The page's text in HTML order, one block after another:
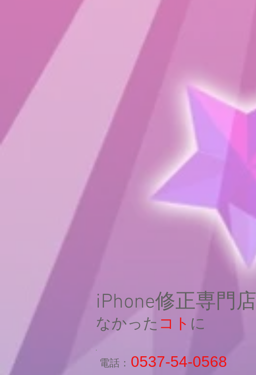
iPhone修正専門店
なかった コト に
0537-54-0568
​電話：